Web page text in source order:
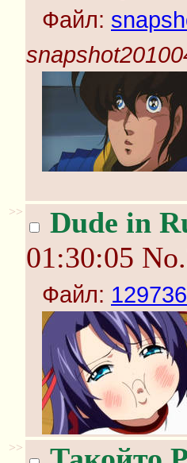
Файл:
>>
Dude in
01:30:05
Файл:
>>